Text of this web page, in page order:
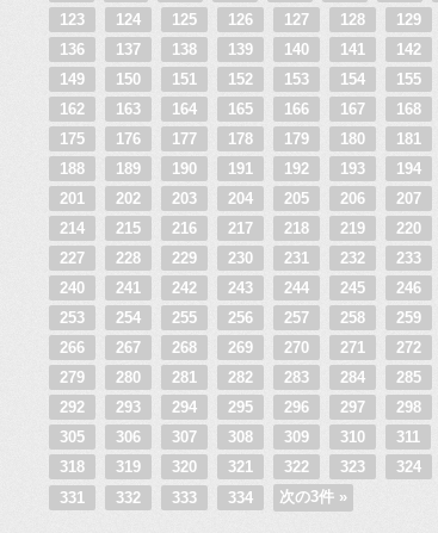
123
124 125 126 127 128 129
136
137 138 139 140 141 142
149
150 151 152 153 154 155
162
163 164 165 166 167 168
175
176 177 178 179 180 181
188
189 190 191 192 193 194
201
202 203 204 205 206 207
214
215 216 217 218 219 220
227
228 229 230 231 232 233
240
241 242 243 244 245 246
253
254 255 256 257 258 259
266
267 268 269 270 271 272
279
280 281 282 283 284 285
292
293 294 295 296 297 298
305
306 307 308 309 310 311
318
319 320 321 322 323 324
331
332 333 334 次の3件 »